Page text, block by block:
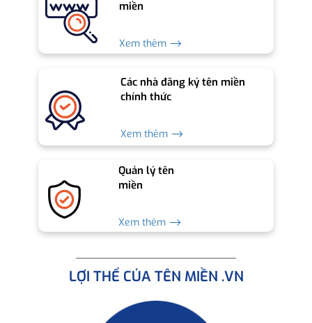
miền
Xem thêm ⟶
Các nhà đăng ký tên miền
chính thức
Xem thêm ⟶
Quản lý tên
miền
Xem thêm ⟶
LỢI THẾ CỦA TÊN MIỀN .VN